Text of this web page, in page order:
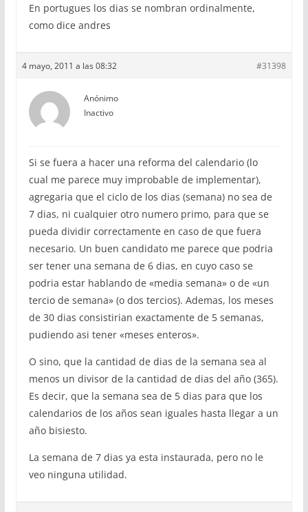
En portugues los dias se nombran ordinalmente,
como dice andres
4 mayo, 2011 a las 08:32 #31398
Anónimo
Inactivo
Si se fuera a hacer una reforma del calendario (lo
cual me parece muy improbable de implementar),
agregaria que el ciclo de los dias (semana) no sea de
7 dias, ni cualquier otro numero primo, para que se
pueda dividir correctamente en caso de que fuera
necesario. Un buen candidato me parece que podria
ser tener una semana de 6 dias, en cuyo caso se
podria estar hablando de «media semana» o de «un
tercio de semana» (o dos tercios). Ademas, los meses
de 30 dias consistirian exactamente de 5 semanas,
pudiendo asi tener «meses enteros».
O sino, que la cantidad de dias de la semana sea al
menos un divisor de la cantidad de dias del año (365).
Es decir, que la semana sea de 5 dias para que los
calendarios de los años sean iguales hasta llegar a un
año bisiesto.
La semana de 7 dias ya esta instaurada, pero no le
veo ninguna utilidad.